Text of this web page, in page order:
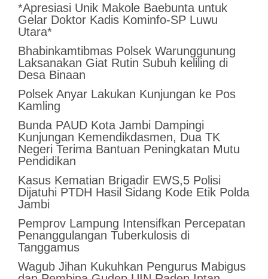
*Apresiasi Unik Makole Baebunta untuk
Gelar Doktor Kadis Kominfo-SP Luwu
Utara*
Bhabinkamtibmas Polsek Warunggunung
Laksanakan Giat Rutin Subuh keliling di
Desa Binaan
Polsek Anyar Lakukan Kunjungan ke Pos
Kamling
Bunda PAUD Kota Jambi Dampingi
Kunjungan Kemendikdasmen, Dua TK
Negeri Terima Bantuan Peningkatan Mutu
Pendidikan
Kasus Kematian Brigadir EWS,5 Polisi
Dijatuhi PTDH Hasil Sidang Kode Etik Polda
Jambi
Pemprov Lampung Intensifkan Percepatan
Penanggulangan Tuberkulosis di
Tanggamus
Wagub Jihan Kukuhkan Pengurus Mabigus